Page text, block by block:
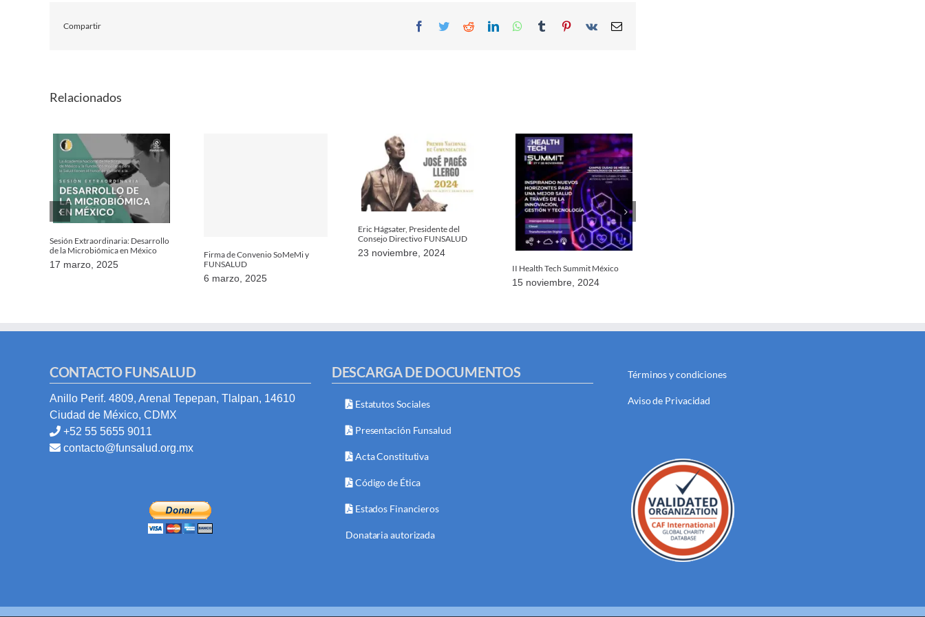
Compartir Facebook
TwitterRedditLinkedInWhatsApp
Tumblr Pinterest
Vk Email
Relacionados
Sesión Extraordinaria: Desarrollo
de la Microbiómica en México
17 marzo, 2025
Firma de Convenio SoMeMi y
FUNSALUD
6 marzo, 2025
Eric Hágsater, Presidente del
Consejo Directivo FUNSALUD
23 noviembre, 2024
II Health Tech Summit México
15 noviembre, 2024
CONTACTO FUNSALUD
Anillo Perif. 4809, Arenal Tepepan, Tlalpan, 14610
Ciudad de México, CDMX
+52 55 5655 9011
contacto@funsalud.org.mx
DESCARGA DE DOCUMENTOS
Estatutos Sociales
Presentación Funsalud
Acta Constitutiva
Código de Ética
Estados Financieros
Donataria autorizada
Términos y condiciones
Aviso de Privacidad